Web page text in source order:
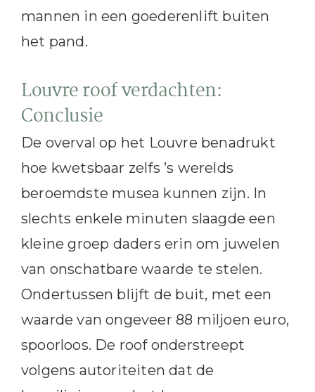
mannen in een goederenlift buiten
het pand.
Louvre roof verdachten:
Conclusie
De overval op het Louvre benadrukt
hoe kwetsbaar zelfs ’s werelds
beroemdste musea kunnen zijn. In
slechts enkele minuten slaagde een
kleine groep daders erin om juwelen
van onschatbare waarde te stelen.
Ondertussen blijft de buit, met een
waarde van ongeveer 88 miljoen euro,
spoorloos. De roof onderstreept
volgens autoriteiten dat de